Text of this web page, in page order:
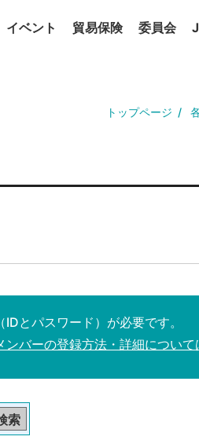
イベント 貿易保険 委員会
トップページ
とパスワード）が必要です。
ンバーの登録方法・詳細について